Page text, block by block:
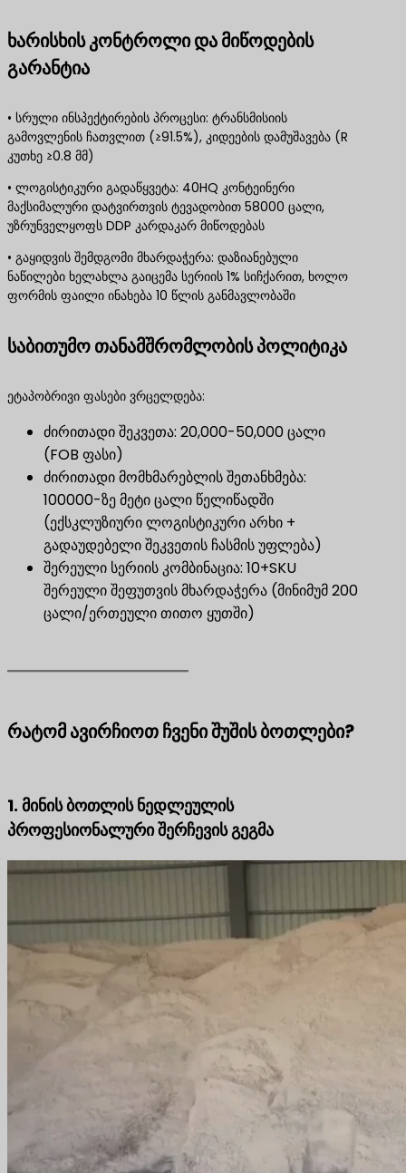
ხარისხის კონტროლი და მიწოდების
გარანტია
• სრული ინსპექტირების პროცესი: ტრანსმისიის
გამოვლენის ჩათვლით (≥91.5%), კიდეების დამუშავება (R
კუთხე ≥0.8 მმ)
• ლოგისტიკური გადაწყვეტა: 40HQ კონტეინერი
მაქსიმალური დატვირთვის ტევადობით 58000 ცალი,
უზრუნველყოფს DDP კარდაკარ მიწოდებას
• გაყიდვის შემდგომი მხარდაჭერა: დაზიანებული
ნაწილები ხელახლა გაიცემა სერიის 1% სიჩქარით, ხოლო
ფორმის ფაილი ინახება 10 წლის განმავლობაში
საბითუმო თანამშრომლობის პოლიტიკა
ეტაპობრივი ფასები ვრცელდება:
ძირითადი შეკვეთა: 20,000-50,000 ცალი
(FOB ფასი)
ძირითადი მომხმარებლის შეთანხმება:
100000-ზე მეტი ცალი წელიწადში
(ექსკლუზიური ლოგისტიკური არხი +
გადაუდებელი შეკვეთის ჩასმის უფლება)
შერეული სერიის კომბინაცია: 10+SKU
შერეული შეფუთვის მხარდაჭერა (მინიმუმ 200
ცალი/ერთეული თითო ყუთში)
რატომ ავირჩიოთ ჩვენი შუშის ბოთლები?
1. მინის ბოთლის ნედლეულის
პროფესიონალური შერჩევის გეგმა